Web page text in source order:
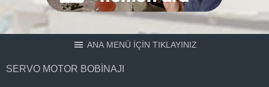
ANA MENÜ İÇİN TIKLAYINIZ
SERVO MOTOR BOBINAJI